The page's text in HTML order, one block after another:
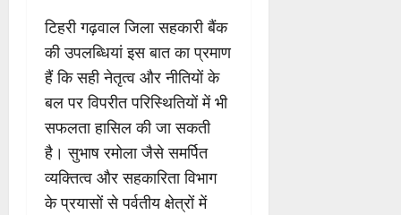
टिहरी गढ़वाल जिला सहकारी बैंक
की उपलब्धियां इस बात का प्रमाण
हैं कि सही नेतृत्व और नीतियों के
बल पर विपरीत परिस्थितियों में भी
सफलता हासिल की जा सकती
है। सुभाष रमोला जैसे समर्पित
व्यक्तित्व और सहकारिता विभाग
के प्रयासों से पर्वतीय क्षेत्रों में